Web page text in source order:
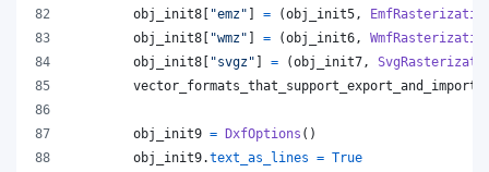
obj_init8 [ "emz" ] = (obj_init5 ,
obj_init8 [ "wmz" ] = (obj_init6 ,
obj_init8 [ "svgz" ] = (obj_init7 ,
vector_formats_that_support_export_and_import
obj_init9 = DxfOptions ()
obj_init9.text_as_lines = True